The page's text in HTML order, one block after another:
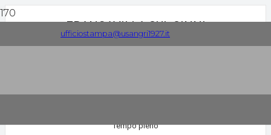
ufficiostampa@usangri1927.it
FRANCAVILLA SUL SINNI
Tempo pieno